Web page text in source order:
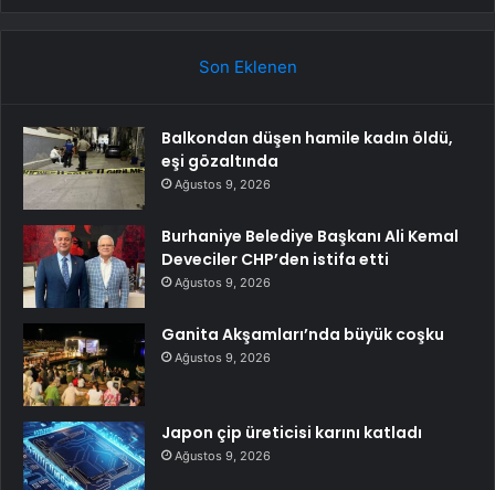
Son Eklenen
Balkondan düşen hamile kadın öldü,
eşi gözaltında
Ağustos 9, 2026
Burhaniye Belediye Başkanı Ali Kemal
Deveciler CHP’den istifa etti
Ağustos 9, 2026
Ganita Akşamları’nda büyük coşku
Ağustos 9, 2026
Japon çip üreticisi karını katladı
Ağustos 9, 2026